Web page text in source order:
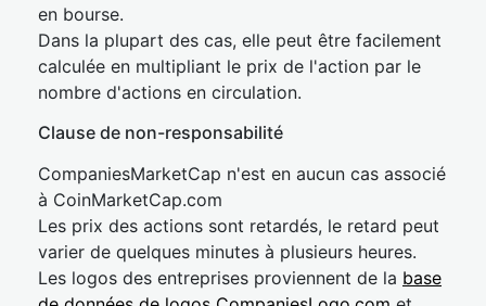
en bourse.
Dans la plupart des cas, elle peut être facilement
calculée en multipliant le prix de l'action par le
nombre d'actions en circulation.
Clause de non-responsabilité
CompaniesMarketCap n'est en aucun cas associé
à CoinMarketCap.com
Les prix des actions sont retardés, le retard peut
varier de quelques minutes à plusieurs heures.
Les logos des entreprises proviennent de la base